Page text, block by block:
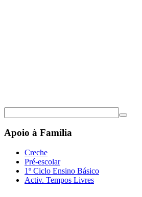
Apoio à Família
Creche
Pré-escolar
1º Ciclo Ensino Básico
Activ. Tempos Livres